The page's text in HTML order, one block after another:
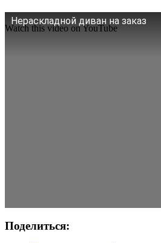
Нераскладной диван на заказ
Watch this video on YouTube
Поделиться: